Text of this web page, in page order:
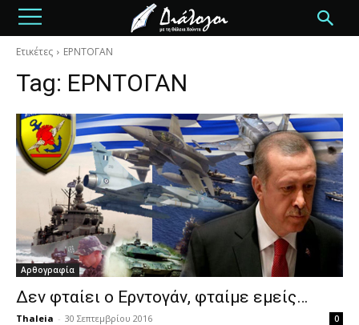
Ετικέτες EΡΝΤΟΓΑΝ
Tag: EΡΝΤΟΓΑΝ
Αρθογραφία
Δεν φταίει ο Ερντογάν, φταίμε εμείς…
Thaleia - 30 Σεπτεμβρίου 2016 0